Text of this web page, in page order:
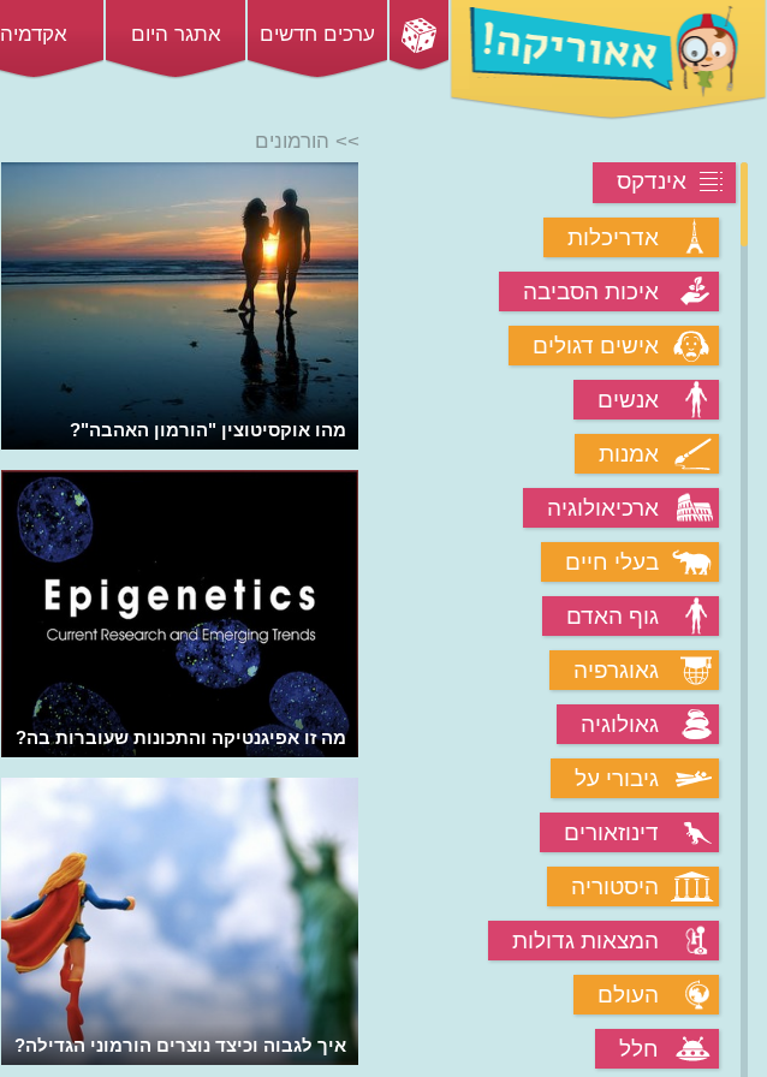
ערכים חדשים אתגר היום אקדמיה
אינדקס
אדריכלות
איכות הסביבה
אישים דגולים
אנשים
אמנות
ארכיאולוגיה
בעלי חיים
גוף האדם
גאוגרפיה
גאולוגיה
גיבורי על
דינוזאורים
היסטוריה
המצאות גדולות
העולם
חלל
>> הורמונים
מהו אוקסיטוצין "הורמון האהבה"?
מה זו אפיגנטיקה והתכונות שעוברות בה?
איך לגבוה וכיצד נוצרים הורמוני הגדילה?
למה אנשים נוחרים?
איך פועלים משככי הכאבים?
למה אנשים נהנים מדברים מסוכנים
ומפחידים?